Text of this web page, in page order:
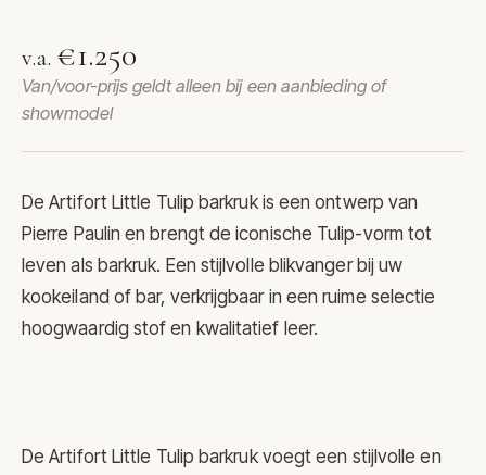
v.a. €1.250
Van/voor-prijs geldt alleen bij een aanbieding of
showmodel
DeArtifortLittle Tulip barkruk is een ontwerp van
Pierre Paulin en brengt de iconische Tulip-vorm tot
leven als barkruk. Een stijlvolle blikvanger bij uw
kookeiland of bar, verkrijgbaar in een ruime selectie
hoogwaardig stof en kwalitatief leer.
DeArtifortLittle Tulip barkruk voegt een stijlvolle en